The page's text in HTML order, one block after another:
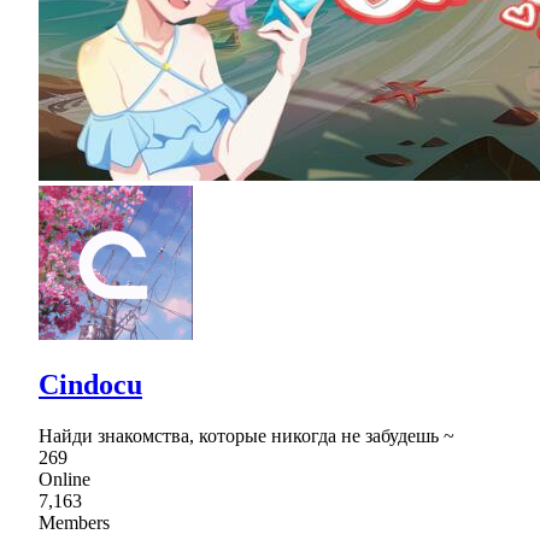
Cindocu
Найди знакомства, которые никогда не забудешь ~
269
Online
7,163
Members